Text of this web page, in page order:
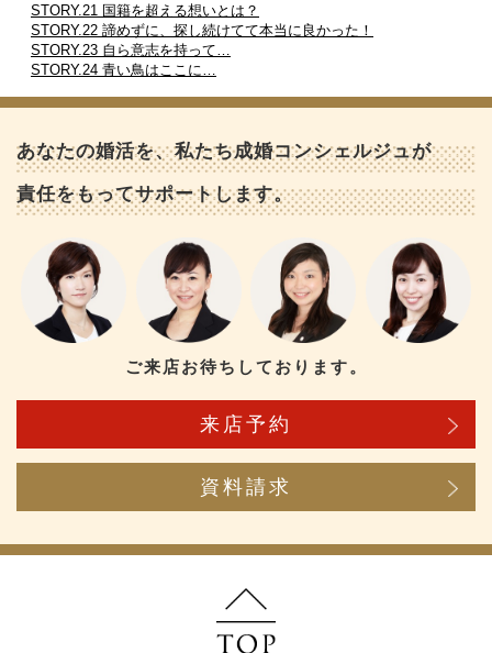
STORY.21 国籍を超える想いとは？
STORY.22 諦めずに、探し続けてて本当に良かった！
STORY.23 自ら意志を持って…
STORY.24 青い鳥はここに…
あなたの婚活を、私たち成婚コンシェルジュが
責任をもってサポートします。
ご来店お待ちしております。
来店予約
資料請求